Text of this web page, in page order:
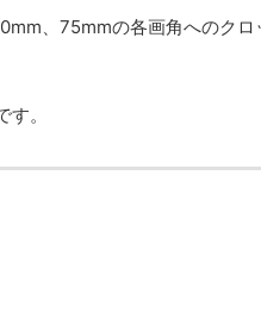
、75mmの各画角へのクロ
。